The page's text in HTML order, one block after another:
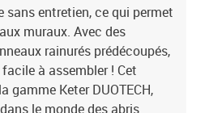
sans entretien, ce qui permet
muraux. Avec des
rainurés prédécoupés,
à assembler ! Cet
gamme Keter DUOTECH,
le monde des abris